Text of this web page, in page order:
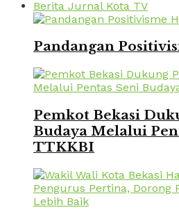
Berita Jurnal Kota TV
Pandangan
Pemkot Bekasi
Budaya Melalui
TTKKBI